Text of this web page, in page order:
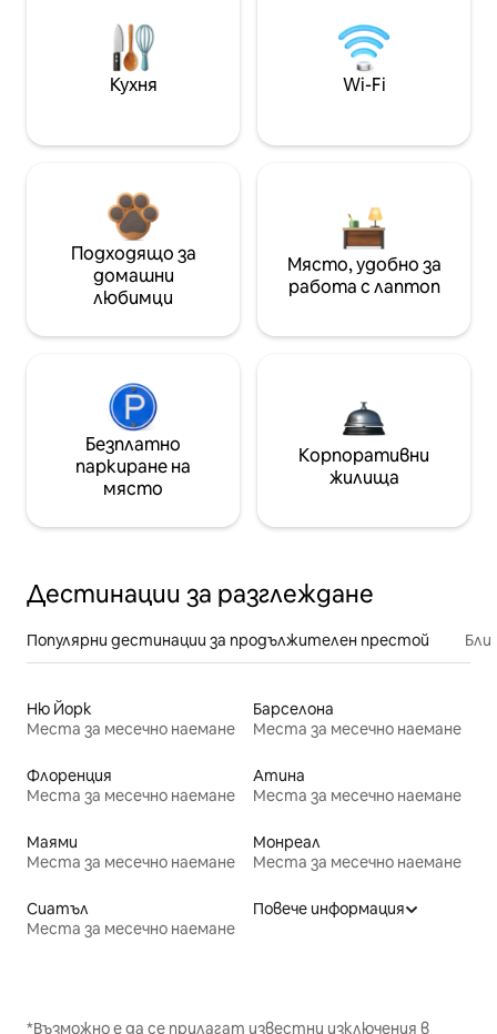
Кухня Wi-Fi
Подходящо за
домашни
любимци
Място, удобно за
работа с лаптоп
Безплатно
паркиране на
място
Корпоративни
жилища
Дестинации за разглеждане
Популярни дестинации за продължителен престой
Ню Йорк
Места за месечно наемане
Барселона
Места за месечно наемане
Флоренция
Места за месечно наемане
Атина
Места за месечно наемане
Маями
Места за месечно наемане
Монреал
Места за месечно наемане
Сиатъл
Места за месечно наемане
Повече информация
*Възможно е да се прилагат известни изключения в